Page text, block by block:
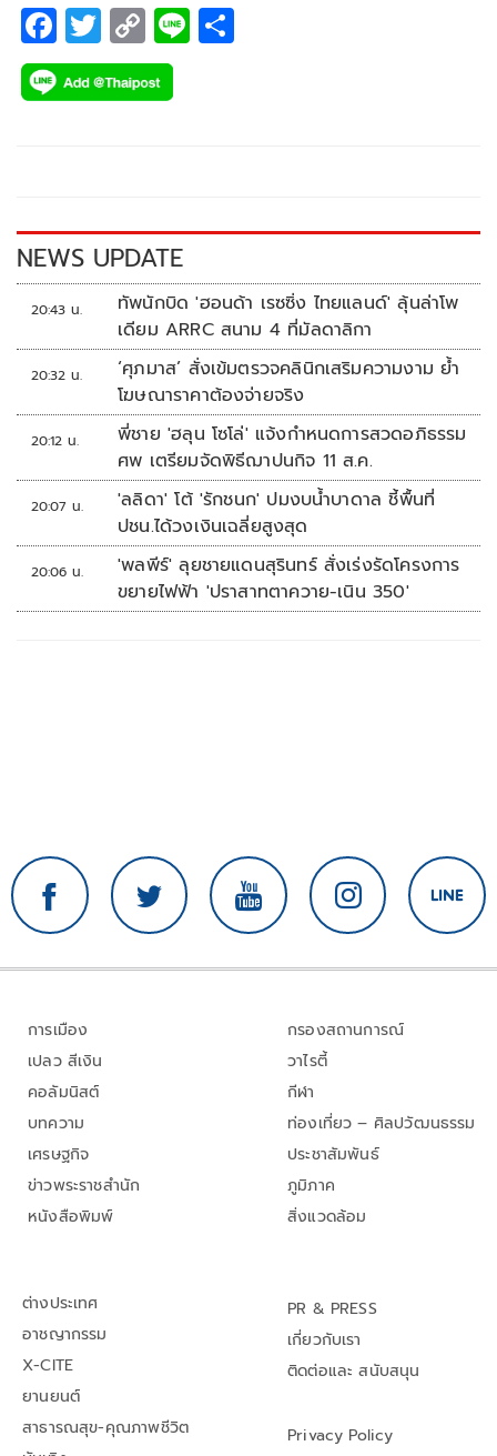
F
ac
e
k
T
wi
tt
C
o
p
k
Li
NEWS UPDATE
20:43 น.
ทัพนักบิด 'ฮอนด้า เรซซิ่ง ไทยแลนด์' ลุ้นล่าโพ
เดียม ARRC สนาม 4 ที่มัลดาลิกา
20:32 น.
‘ศุภมาส’ สั่งเข้มตรวจคลินิกเสริมความงาม ย้ำ
โฆษณาราคาต้องจ่ายจริง
20:12 น.
พี่ชาย 'ฮลุน โซโล่' แจ้งกำหนดการสวดอภิธรรม
ศพ เตรียมจัดพิธีฌาปนกิจ 11 ส.ค.
20:07 น.
'ลลิดา' โต้ 'รักชนก' ปมงบน้ำบาดาล ชี้พื้นที่
ปชน.ได้วงเงินเฉลี่ยสูงสุด
20:06 น.
'พลพีร์' ลุยชายแดนสุรินทร์ สั่งเร่งรัดโครงการ
ขยายไฟฟ้า 'ปราสาทตาควาย-เนิน 350'
การเมือง
เปลว สีเงิน
คอลัมนิสต์
บทความ
เศรษฐกิจ
ข่าวพระราชสำนัก
หนังสือพิมพ์
กรองสถานการณ์
วาไรตี้
กีฬา
ท่องเที่ยว – ศิลปวัฒนธรรม
ประชาสัมพันธ์
ภูมิภาค
สิ่งแวดล้อม
ต่างประเทศ
อาชญากรรม
X-CITE
ยานยนต์
สาธารณสุข-คุณภาพชีวิต
PR & PRESS
เกี่ยวกับเรา
ติดต่อและ สนับสนุน
Privacy Policy